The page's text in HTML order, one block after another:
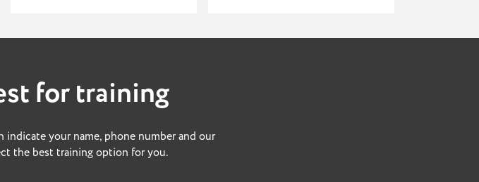
for training
indicate your name, phone number and our
the best training option for you.